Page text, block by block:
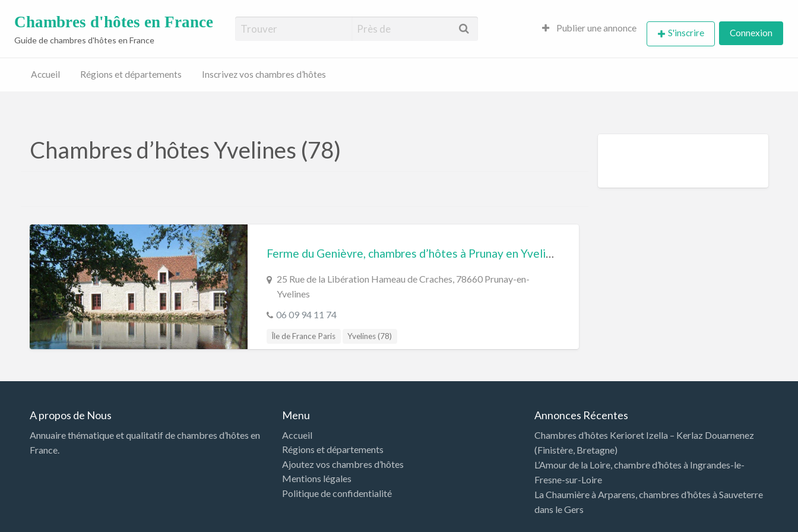
Chambres d'hôtes en France
Guide de chambres d'hôtes en France
Publier une annonce S'inscrire Connexion
Accueil Régions et départements Inscrivez vos chambres d’hôtes
Chambres d’hôtes Yvelines (78)
Ferme du Genièvre, chambres d’hôtes à Prunay en Yvelines
25 Rue de la Libération Hameau de Craches, 78660 Prunay-en-
Yvelines
06 09 94 11 74
Île de France Paris Yvelines (78)
A propos de Nous
Annuaire thématique et qualitatif de chambres d’hôtes en
France.
Menu
Accueil
Régions et départements
Ajoutez vos chambres d’hôtes
Mentions légales
Politique de confidentialité
Annonces Récentes
Chambres d’hôtes Kerioret Izella – Kerlaz Douarnenez
(Finistère, Bretagne)
L’Amour de la Loire, chambre d’hôtes à Ingrandes-le-
Fresne-sur-Loire
La Chaumière à Arparens, chambres d’hôtes à Sauveterre
dans le Gers